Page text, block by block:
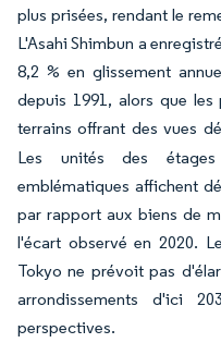
plus prisées, rendant le
L'Asahi Shimbun a
8,2 % en glissement
depuis 1991, alors que
terrains offrant des vues
Les unités des
emblématiques affichent
par rapport aux biens de
l'écart observé en 2020.
Tokyo ne prévoit pas
arrondissements d'ici
perspectives.